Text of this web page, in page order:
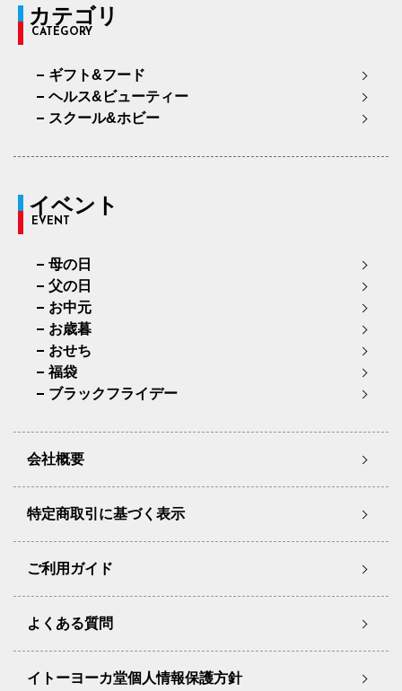
カテゴリ
CATEGORY
ギフト&フード
ヘルス&ビューティー
スクール&ホビー
イベント
EVENT
母の日
父の日
お中元
お歳暮
おせち
福袋
ブラックフライデー
会社概要
特定商取引に基づく表示
ご利用ガイド
よくある質問
イトーヨーカ堂個人情報保護方針